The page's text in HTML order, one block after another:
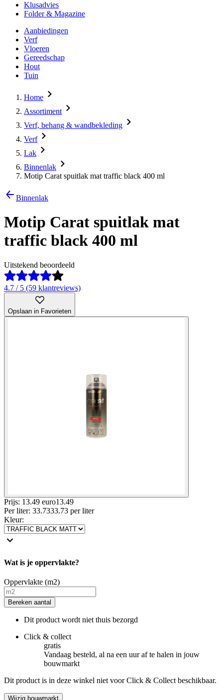
Klusadvies
Folder & Magazine
Aanbiedingen
Verf
Vloeren
Gereedschap
Hout
Tuin
Home
Assortiment
Verf, behang & wandbekleding
Verf
Lak
Binnenlak
Motip Carat spuitlak mat traffic black 400 ml
Binnenlak
Motip Carat spuitlak mat
traffic black 400 ml
Uitstekend beoordeeld
4.7 / 5 (59 klantreviews)
Opslaan in Favorieten
Prijs: 13.49 euro13.49
Per liter: 33.7333.73 per liter
Kleur:
Wat is je oppervlakte?
Oppervlakte (m2)
Bereken aantal
Dit product wordt niet thuis bezorgd
Click & collect
gratis
Vandaag besteld, al na een uur af te halen in jouw
bouwmarkt
Dit product is in deze winkel niet voor Click & Collect beschikbaar.
Wijzig bouwmarkt